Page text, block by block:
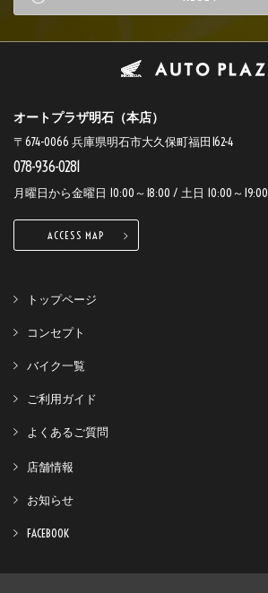
オートプラザ明石（本店）
〒674-0066 兵庫県明石市大久保町福田162-4
078-936-0281
月曜日から金曜日 10:00～18:00 / 土日 10:00～19:00
ACCESS MAP
トップページ
コンセプト
バイク一覧
ご利用ガイド
よくあるご質問
店舗情報
お知らせ
FACEBOOK